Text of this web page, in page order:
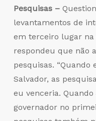
Pesquisas –
levantamentos de
em terceiro lugar
respondeu que não
pesquisas.
Salvador, as
eu venceria.
governador no